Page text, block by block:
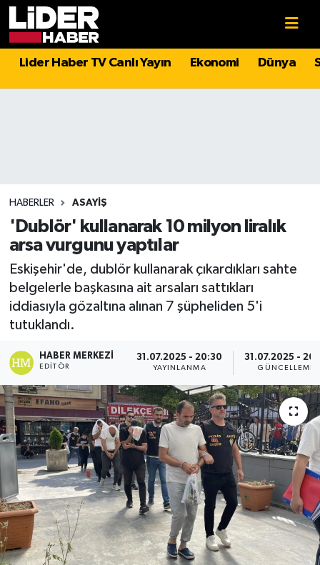
Lider Haber TV Canlı Yayın Ekonomi Dünya
HABERLER ASAYIŞ
'Dublör' kullanarak 10 milyon liralık
arsa vurgunu yaptılar
Eskişehir'de, dublör kullanarak çıkardıkları sahte
belgelerle başkasına ait arsaları sattıkları
iddiasıyla gözaltına alınan 7 şüpheliden 5'i
tutuklandı.
HABER MERKEZI
EDITÖR
31.07.2025 - 20:30
YAYINLANMA
31.07.2025 -
GÜNCELLEME
Politika
Magazin
Spor
Sağlık
Teknoloji
Lider Haber TV Canlı Yayın izle
Hava Durumu
Süper Lig Puan Durumu ve Fikstür
Tüm Manşetler
Son Dakika Haberleri
Haber Arşivi